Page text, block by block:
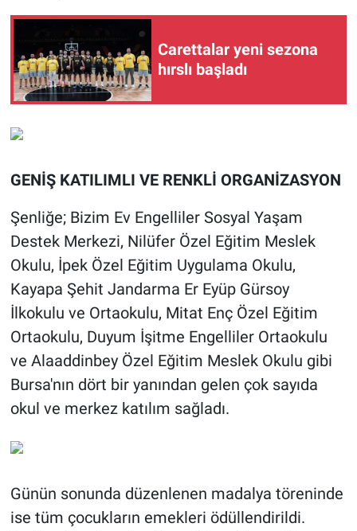
Carettalar yeni sezona
hırslı başladı
GENİŞ KATILIMLI VE RENKLİ ORGANİZASYON
Şenliğe; Bizim Ev Engelliler Sosyal Yaşam
Destek Merkezi, Nilüfer Özel Eğitim Meslek
Okulu, İpek Özel Eğitim Uygulama Okulu,
Kayapa Şehit Jandarma Er Eyüp Gürsoy
İlkokulu ve Ortaokulu, Mitat Enç Özel Eğitim
Ortaokulu, Duyum İşitme Engelliler Ortaokulu
ve Alaaddinbey Özel Eğitim Meslek Okulu gibi
Bursa'nın dört bir yanından gelen çok sayıda
okul ve merkez katılım sağladı.
Günün sonunda düzenlenen madalya töreninde
ise tüm çocukların emekleri ödüllendirildi.